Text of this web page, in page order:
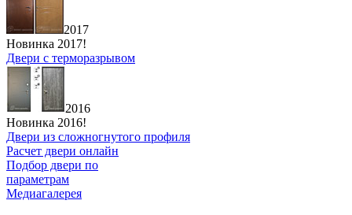
2017
Новинка 2017!
Двери с терморазрывом
2016
Новинка 2016!
Двери из сложногнутого профиля
Расчет двери онлайн
Подбор двери по
параметрам
Медиагалерея